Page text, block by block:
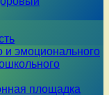
и эмоционального
площадка